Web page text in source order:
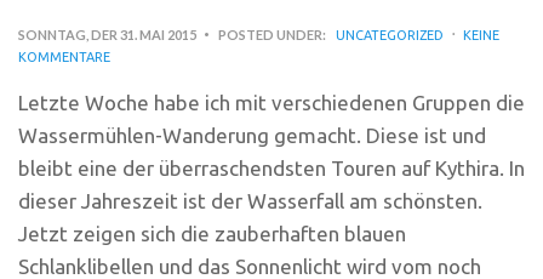
SONNTAG, DER 31. MAI 2015 POSTED UNDER: UNCATEGORIZED
KEINE
KOMMENTARE
Letzte Woche habe ich mit verschiedenen Gruppen die
Wassermühlen-Wanderung gemacht. Diese ist und
bleibt eine der überraschendsten Touren auf Kythira. In
dieser Jahreszeit ist der Wasserfall am schönsten.
Jetzt zeigen sich die zauberhaften blauen
Schlanklibellen und das Sonnenlicht wird vom noch